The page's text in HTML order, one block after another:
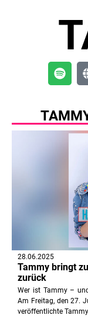
28.06.2025
Tammy bringt
zurück
Wer ist Tammy –
Am Freitag, den 27.
veröffentlichte